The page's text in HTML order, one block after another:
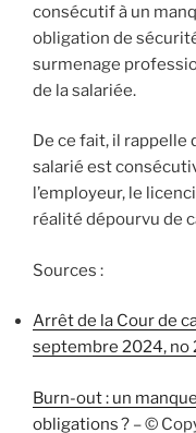
consécutif à un
obligation de
surmenage
de la salariée.
De ce fait, il rappelle
salarié est
l’employeur, le
réalité dépourvu de
Sources :
Arrêt de la Cour de
septembre 2024, no
Burn-out : un
obligations ? – ©